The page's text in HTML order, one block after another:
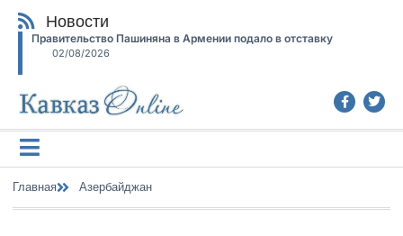
Новости
Правительство Пашиняна в Армении подало в отставку
02/08/2026
Главная Азербайджан